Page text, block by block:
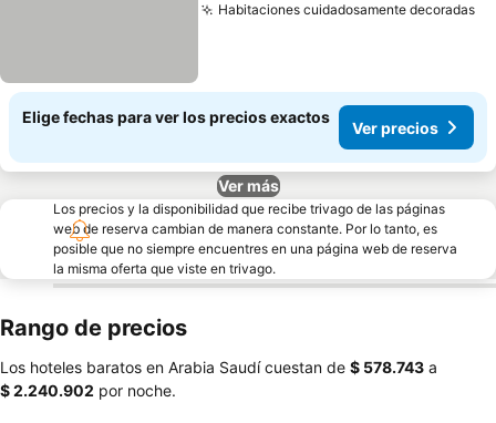
Habitaciones cuidadosamente decoradas
Elige fechas para ver los precios exactos
Ver precios
Ver más
Los precios y la disponibilidad que recibe trivago de las páginas
web de reserva cambian de manera constante. Por lo tanto, es
posible que no siempre encuentres en una página web de reserva
la misma oferta que viste en trivago.
Rango de precios
Los hoteles baratos en Arabia Saudí cuestan de ‎$ 578.743 a
‎$ 2.240.902 por noche.